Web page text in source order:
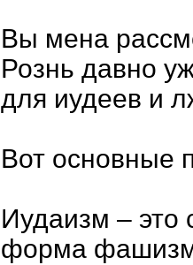
Вы мена
Рознь давно
для иудеев и
Вот основные
Иудаизм – это
форма